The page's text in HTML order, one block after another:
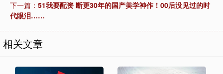
下一篇： 51我要配资 断更30年的国产美学神作！00后没见过的时
代眼泪……
相关文章